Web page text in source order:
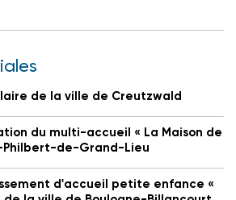
de la ville de Creutzwald
du multi-accueil « La Maison de
Philbert-de-Grand-Lieu
d'accueil petite enfance «